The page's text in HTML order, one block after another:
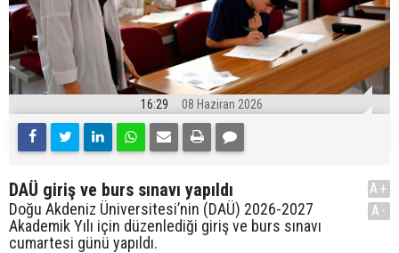
16:29 08 Haziran 2026
DAÜ giriş ve burs sınavı yapıldı
Doğu Akdeniz Üniversitesi’nin (DAÜ) 2026-2027
Akademik Yılı için düzenlediği giriş ve burs sınavı
cumartesi günü yapıldı.
A+
A-